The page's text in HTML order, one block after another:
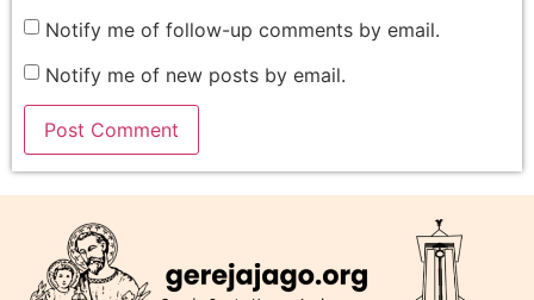
Notify me of follow-up comments by email.
Notify me of new posts by email.